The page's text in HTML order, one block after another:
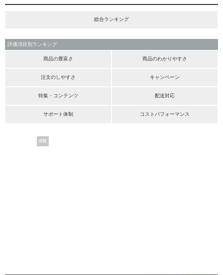
総合ランキング
評価項目別ランキング
商品の豊富さ 商品のわかりやすさ
注文のしやすさ キャンペーン
特集・コンテンツ 配送対応
サポート体制 コストパフォーマンス
PR